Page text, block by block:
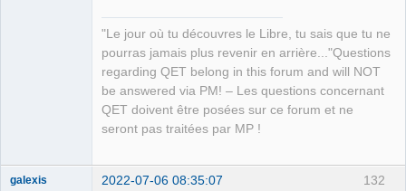
"Le jour où tu découvres le Libre, tu sais que tu ne
pourras jamais plus revenir en arrière..."Questions
regarding QET belong in this forum and will NOT
be answered via PM! – Les questions concernant
QET doivent être posées sur ce forum et ne
seront pas traitées par MP !
132
galexis 2022-07-06 08:35:07